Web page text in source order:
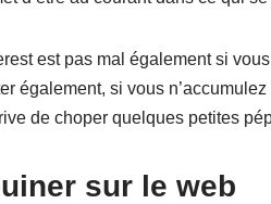
est pas mal également si
également, si vous
de choper quelques petites
sur le web